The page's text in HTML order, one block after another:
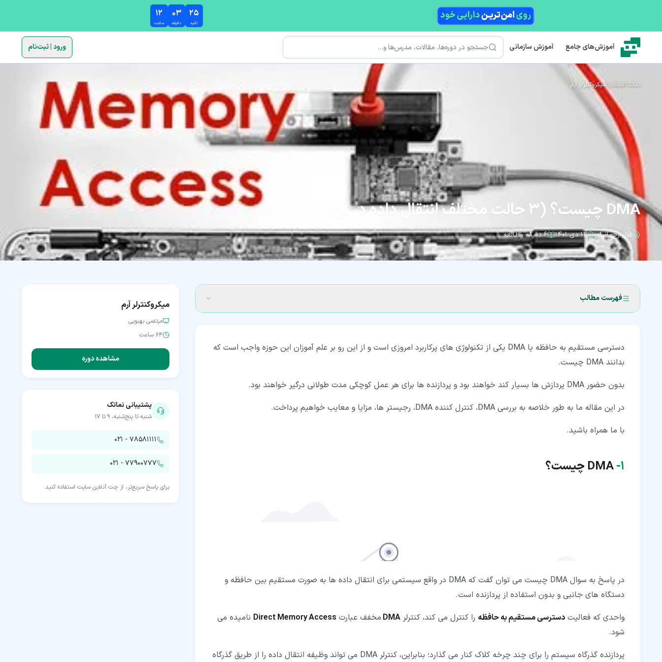
۱۲
ساعت
۰۳
دقیقه
۲۴
ثانیه
آموزش‌های جامع آموزش سازمانی جستجو ورود | ثبت‌نام
نماتک/مقالات/میکروکنترلر آرم
DMA چیست؟ (3 حالت مختلف انتقال داده در آن)
غزل رحمانیان ۱۲ دی ۱۴۰۱ ۶ دقیقه مطالعه
فهرست مطالب
۲‏- منظور از مدهای عملکردی در DMA چیست؟
۲‏-‏۲‏- حالت سرقت چرخه (Cycle stealing mode)
۲‏-‏۳‏- حالت شفاف (Transparent mode)
۳‏- نحوه عملکرد DMA
دسترسی مستقیم به حافظه یا DMA یکی از تکنولوژی های پرکاربرد امروزی است و از این رو بر علم آموزان این حوزه واجب است که
بدانند DMA چیست.
بدون حضور DMA پردازش ها بسیار کند خواهند بود و پردازنده ها برای هر عمل کوچکی مدت طولانی درگیر خواهند بود.
در این مقاله ما به طور خلاصه به بررسی DMA، کنترل کننده DMA، رجیستر ها، مزایا و معایب خواهیم پرداخت.
با ما همراه باشید.
۱‏- DMA چیست؟
در پاسخ به سوال DMA چیست می توان گفت که DMA در واقع سیستمی برای انتقال داده ها به صورت مستقیم بین حافظه و
دستگاه های جانبی و بدون استفاده از پردازنده است.
واحدی که فعالیت دسترسی مستقیم به حافظه را کنترل می کند، کنترلر DMA مخفف عبارت Direct Memory Access نامیده می
شود.
پردازنده گذرگاه سیستم را برای چند چرخه کلاک کنار می گذارد؛ بنابراین، کنترلر DMA می تواند وظیفه انتقال داده را از طریق گذرگاه
میکروکنترلر آرم
مرتضی بهبویی
۶۴ ساعت
مشاهده دوره
پشتیبانی نماتک
شنبه تا پنج‌شنبه، ۹ تا ۱۷
۰۲۱ - ۷۸۵۸۱۱۱۱
۰۲۱ - ۷۷۹۰۰۷۷۷
برای پاسخ سریع‌تر، از چت آنلاین سایت استفاده کنید.